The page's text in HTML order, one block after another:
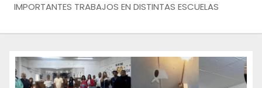
IMPORTANTES TRABAJOS EN DISTINTAS ESCUELAS